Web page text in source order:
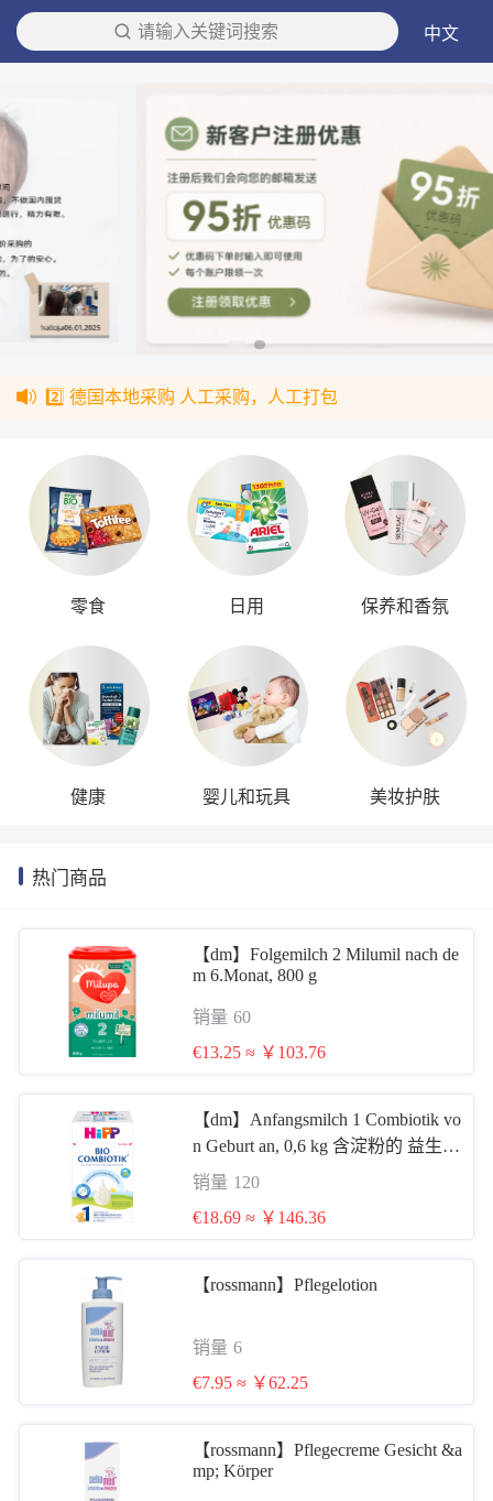
请输入关键词搜索 中文
2️⃣ 德国本地采购 人工采购，人工打包
零食 日用 保养和香氛
健康 婴儿和玩具 美妆护肤
热门商品
【dm】Folgemilch 2 Milumil nach de
m 6.Monat, 800 g
销量 60
€13.25 ≈ ￥103.76
【dm】Anfangsmilch 1 Combiotik vo
n Geburt an, 0,6 kg 含淀粉的 益生菌
1段 0-6个月后 600g
销量 120
€18.69 ≈ ￥146.36
【rossmann】Pflegelotion
销量 6
€7.95 ≈ ￥62.25
【rossmann】Pflegecreme Gesicht &a
mp; Körper